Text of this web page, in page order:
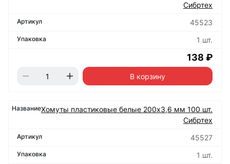
Сибртех
45523
1 шт.
138 ₽
В корзину
Хомуты пластиковые белые 200х3,6 мм 100 шт.
Сибртех
45527
1 шт.